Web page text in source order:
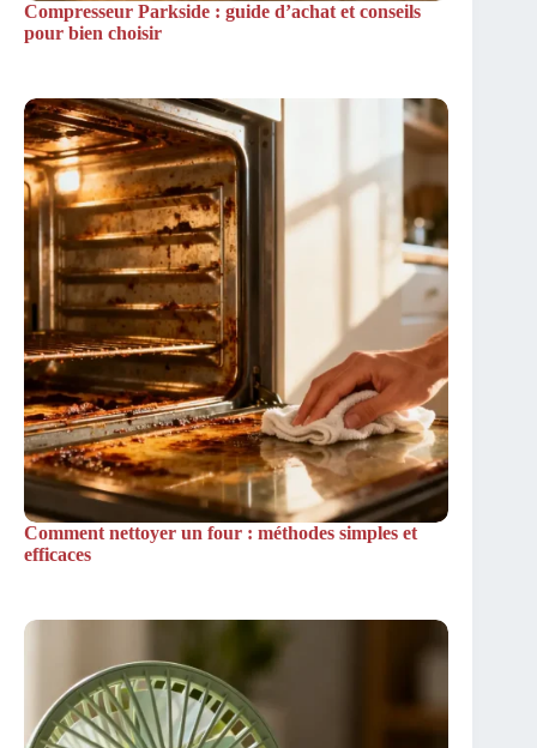
Compresseur Parkside : guide d’achat et conseils
pour bien choisir
Comment nettoyer un four : méthodes simples et
efficaces